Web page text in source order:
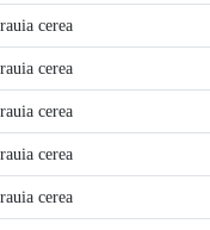
cerea
cerea
cerea
cerea
cerea